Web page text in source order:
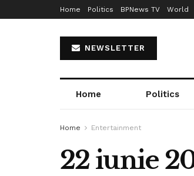
Home Politics BPNews TV World
NEWSLETTER
Home Politics
Home Entertainment
22 iunie